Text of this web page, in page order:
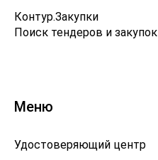
Контур.Закупки
Поиск тендеров и закупок
Меню
Удостоверяющий центр